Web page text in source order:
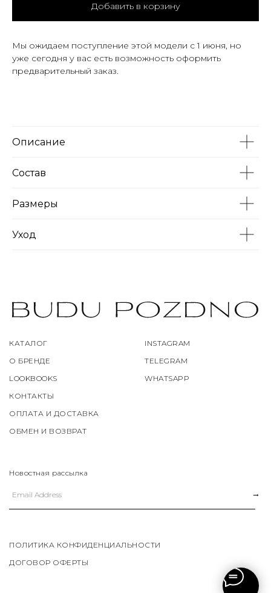
Добавить в корзину
Мы ожидаем поступление этой модели с 1 июня, но
уже сегодня у вас есть возможность оформить
предварительный заказ.
Описание
Состав
Размеры
Уход
КАТАЛОГ
О БРЕНДЕ
LOOKBOOKS
ОПЛАТА И ДОСТАВКА
КОНТАКТЫ
ПОЛИТИКА КОНФИДЕНЦИАЛЬНОСТИ
ДОГОВОР ОФЕРТЫ
INSTAGRAM
TELEGRAM
→
Новостная рассылка
WHATSAPP
ОБМЕН И ВОЗВРАТ